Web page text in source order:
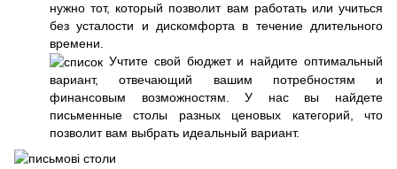
нужно тот, который позволит вам работать или учиться
без усталости и дискомфорта в течение длительного
времени.
Учтите свой бюджет и найдите оптимальный
вариант, отвечающий вашим потребностям и
финансовым возможностям. У нас вы найдете
письменные столы разных ценовых категорий, что
позволит вам выбрать идеальный вариант.